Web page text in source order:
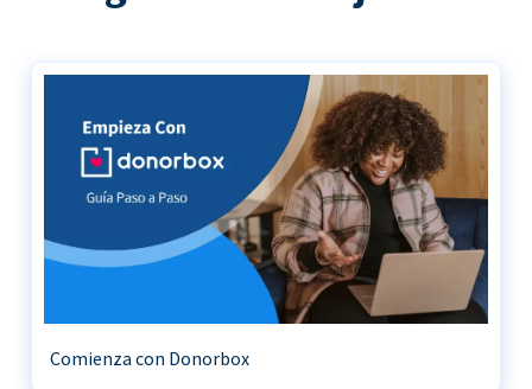
Comienza con Donorbox